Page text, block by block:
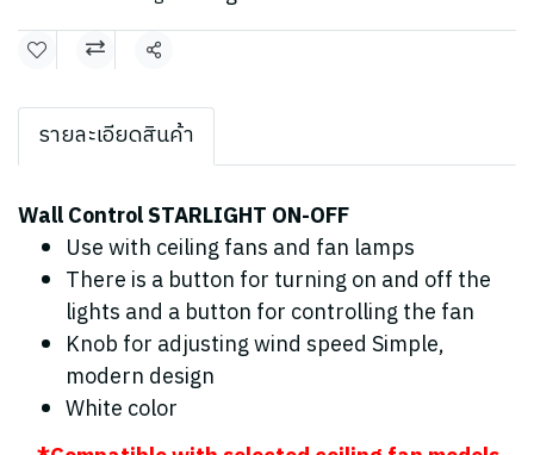
Share
รายละเอียดสินค้า
Wall Control STARLIGHT ON-OFF
Use with ceiling fans and fan lamps
There is a button for turning on and off the
lights and a button for controlling the fan
Knob for adjusting wind speed Simple,
modern design
White color